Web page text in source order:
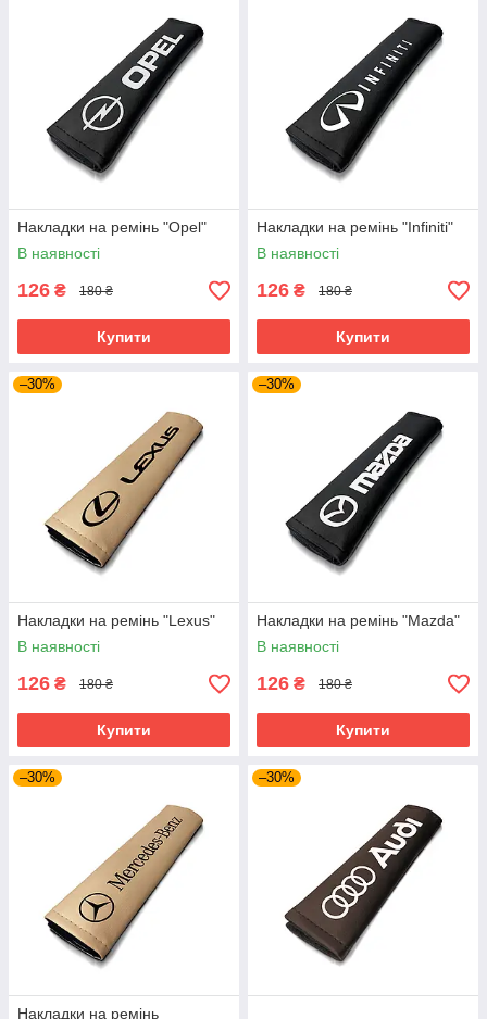
Накладки на ремінь "Opel"
В наявності
126 ₴ 180 ₴
Купити
Накладки на ремінь "Infiniti"
В наявності
126 ₴ 180 ₴
Купити
–30%
Накладки на ремінь "Lexus"
В наявності
126 ₴ 180 ₴
Купити
–30%
Накладки на ремінь "Mazda"
В наявності
126 ₴ 180 ₴
Купити
–30%
Накладки на ремінь
–30%